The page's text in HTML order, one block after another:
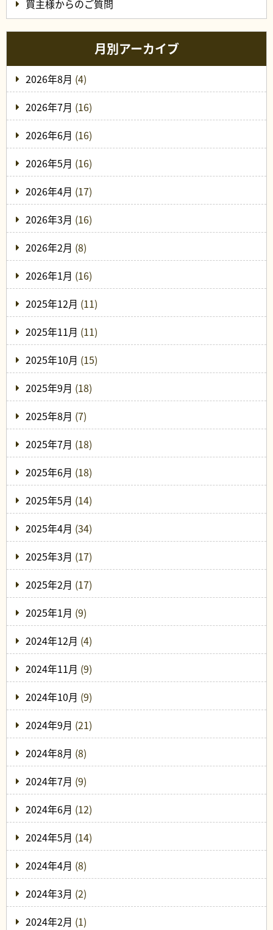
買主様からのご質問
月別アーカイブ
2026年8月 (4)
2026年7月 (16)
2026年6月 (16)
2026年5月 (16)
2026年4月 (17)
2026年3月 (16)
2026年2月 (8)
2026年1月 (16)
2025年12月 (11)
2025年11月 (11)
2025年10月 (15)
2025年9月 (18)
2025年8月 (7)
2025年7月 (18)
2025年6月 (18)
2025年5月 (14)
2025年4月 (34)
2025年3月 (17)
2025年2月 (17)
2025年1月 (9)
2024年12月 (4)
2024年11月 (9)
2024年10月 (9)
2024年9月 (21)
2024年8月 (8)
2024年7月 (9)
2024年6月 (12)
2024年5月 (14)
2024年4月 (8)
2024年3月 (2)
2024年2月 (1)